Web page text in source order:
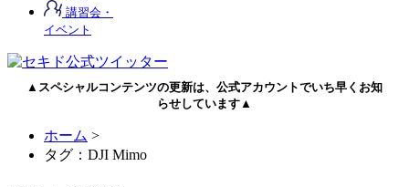
講習会・
イベント
▲スペシャルコンテンツの更新は、公式アカウントでいち早くお知
らせしています▲
ホーム >
タグ：DJI Mimo